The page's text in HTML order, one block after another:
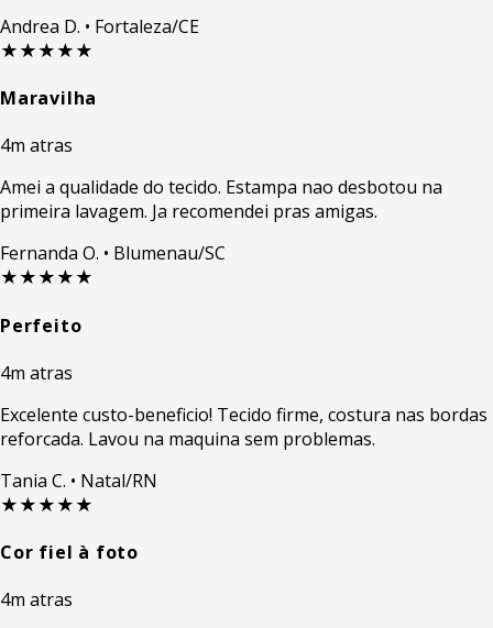
Andrea D. • Fortaleza/CE
★★★★★
Maravilha
4m atras
Amei a qualidade do tecido. Estampa nao desbotou na
primeira lavagem. Ja recomendei pras amigas.
Fernanda O. • Blumenau/SC
★★★★★
Perfeito
4m atras
Excelente custo-beneficio! Tecido firme, costura nas bordas
reforcada. Lavou na maquina sem problemas.
Tania C. • Natal/RN
★★★★★
Cor fiel à foto
4m atras